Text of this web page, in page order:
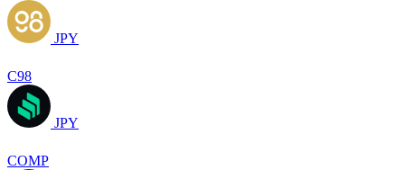
JPY
C98
JPY
COMP